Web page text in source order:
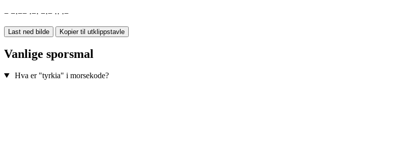
− −·−− ·−· −·− ·· ·−
Last ned bilde Kopier til utklippstavle
Vanlige sporsmal
Hva er "tyrkia" i morsekode?